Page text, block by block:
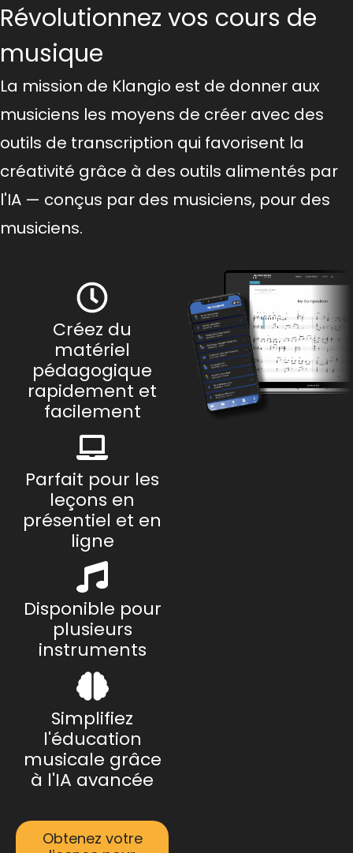
Révolutionnez vos cours de
musique
La mission de Klangio est de donner aux
musiciens les moyens de créer avec des
outils de transcription qui favorisent la
créativité grâce à des outils alimentés par
l'IA — conçus par des musiciens, pour des
musiciens.
Créez du
matériel
pédagogique
rapidement et
facilement
Parfait pour les
leçons en
présentiel et en
ligne
Disponible pour
plusieurs
instruments
Simplifiez
l'éducation
musicale grâce
à l'IA avancée
Obtenez votre